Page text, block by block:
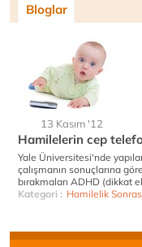
Bloglar
13 Kasım '12
Hamilelerin cep
Yale Üniversitesi'nde
çalışmanın sonuçlarına
bırakmaları ADHD (dikkat
Kategori : Hamilelik